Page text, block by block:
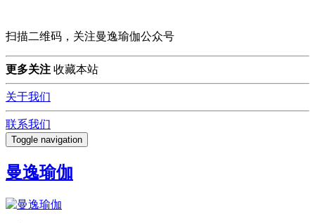
扫描二维码，关注曼逸瑜伽公众号
更多关注 收藏本站
关于我们
联系我们
Toggle navigation
曼逸瑜伽